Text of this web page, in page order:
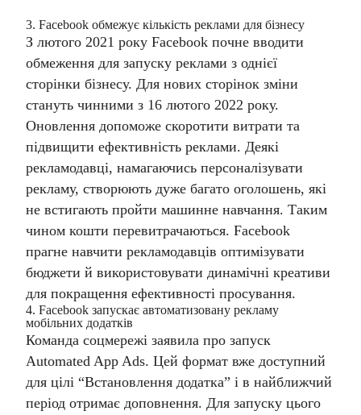
3. Facebook обмежує кількість реклами для бізнесу
З лютого 2021 року Facebook почне вводити
обмеження для запуску реклами з однієї
сторінки бізнесу. Для нових сторінок зміни
стануть чинними з 16 лютого 2022 року.
Оновлення допоможе скоротити витрати та
підвищити ефективність реклами. Деякі
рекламодавці, намагаючись персоналізувати
рекламу, створюють дуже багато оголошень, які
не встигають пройти машинне навчання. Таким
чином кошти перевитрачаються. Facebook
прагне навчити рекламодавців оптимізувати
бюджети й використовувати динамічні креативи
для покращення ефективності просування.
4. Facebook запускає автоматизовану рекламу
мобільних додатків
Команда соцмережі заявила про запуск
Automated App Ads. Цей формат вже доступний
для цілі “Встановлення додатка” і в найближчий
період отримає доповнення. Для запуску цього